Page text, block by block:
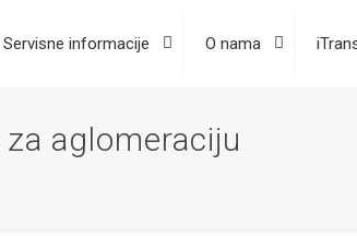
Servisne informacije O nama
aglomeraciju